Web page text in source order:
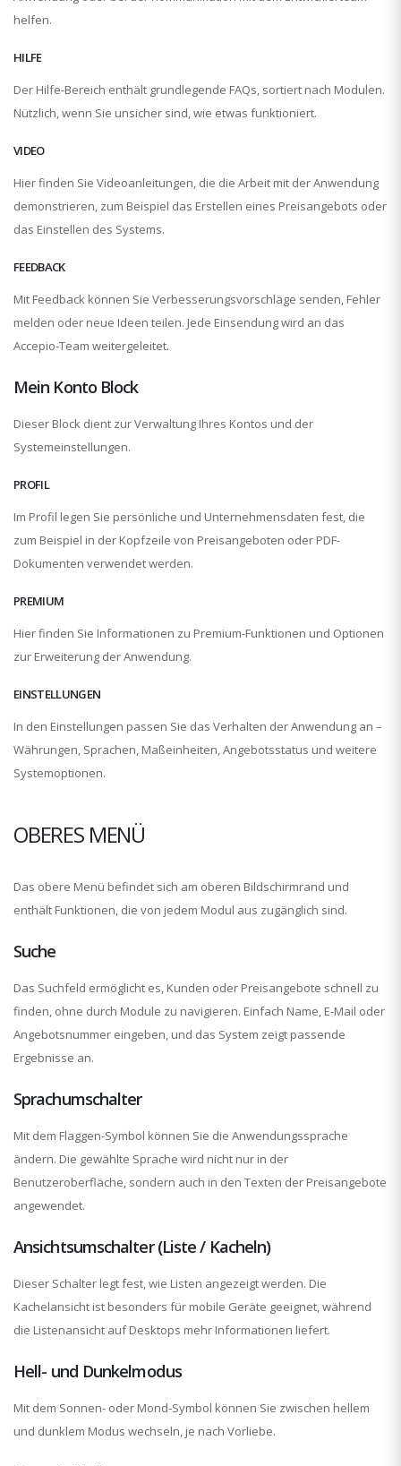
helfen.
HILFE
Der Hilfe-Bereich enthält grundlegende FAQs, sortiert nach Modulen.
Nützlich, wenn Sie unsicher sind, wie etwas funktioniert.
VIDEO
Hier finden Sie Videoanleitungen, die die Arbeit mit der Anwendung
demonstrieren, zum Beispiel das Erstellen eines Preisangebots oder
das Einstellen des Systems.
FEEDBACK
Mit Feedback können Sie Verbesserungsvorschläge senden, Fehler
melden oder neue Ideen teilen. Jede Einsendung wird an das
Accepio-Team weitergeleitet.
Mein Konto Block
Dieser Block dient zur Verwaltung Ihres Kontos und der
Systemeinstellungen.
PROFIL
Im Profil legen Sie persönliche und Unternehmensdaten fest, die
zum Beispiel in der Kopfzeile von Preisangeboten oder PDF-
Dokumenten verwendet werden.
PREMIUM
Hier finden Sie Informationen zu Premium-Funktionen und Optionen
zur Erweiterung der Anwendung.
EINSTELLUNGEN
In den Einstellungen passen Sie das Verhalten der Anwendung an –
Währungen, Sprachen, Maßeinheiten, Angebotsstatus und weitere
Systemoptionen.
OBERES MENÜ
Das obere Menü befindet sich am oberen Bildschirmrand und
enthält Funktionen, die von jedem Modul aus zugänglich sind.
Suche
Das Suchfeld ermöglicht es, Kunden oder Preisangebote schnell zu
finden, ohne durch Module zu navigieren. Einfach Name, E-Mail oder
Angebotsnummer eingeben, und das System zeigt passende
Ergebnisse an.
Sprachumschalter
Mit dem Flaggen-Symbol können Sie die Anwendungssprache
ändern. Die gewählte Sprache wird nicht nur in der
Benutzeroberfläche, sondern auch in den Texten der Preisangebote
angewendet.
Ansichtsumschalter (Liste / Kacheln)
Dieser Schalter legt fest, wie Listen angezeigt werden. Die
Kachelansicht ist besonders für mobile Geräte geeignet, während
die Listenansicht auf Desktops mehr Informationen liefert.
Hell- und Dunkelmodus
Mit dem Sonnen- oder Mond-Symbol können Sie zwischen hellem
und dunklem Modus wechseln, je nach Vorliebe.